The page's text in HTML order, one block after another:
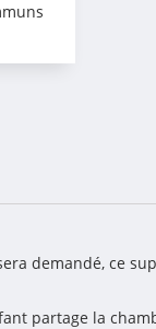
demandé, ce
partage la